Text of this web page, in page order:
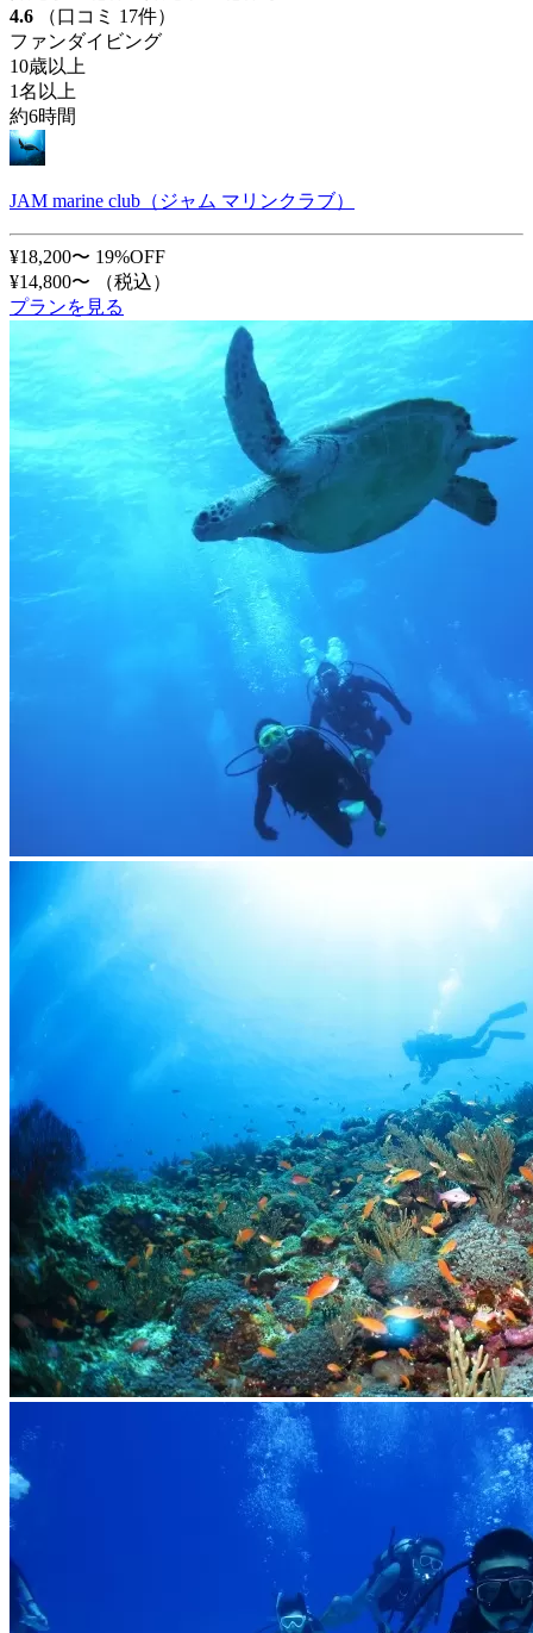
4.6
（口コミ 17件）
ファンダイビング
10歳以上
1名以上
約6時間
JAM marine club（ジャム マリンクラブ）
¥18,200〜 19%OFF
¥14,800〜
（税込）
プランを見る